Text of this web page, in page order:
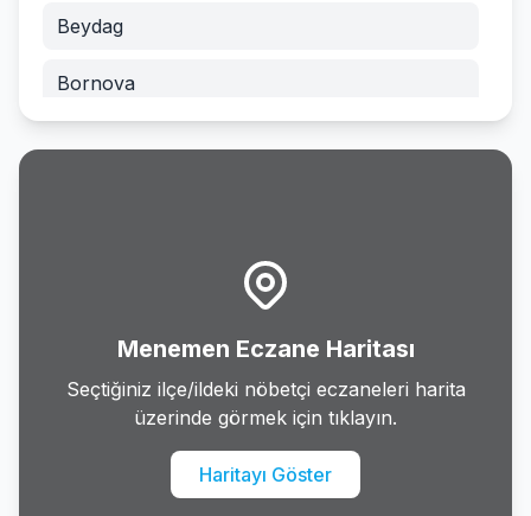
Beydag
Bornova
Menemen Eczane Haritası
Seçtiğiniz ilçe/ildeki nöbetçi eczaneleri harita
üzerinde görmek için tıklayın.
Haritayı Göster